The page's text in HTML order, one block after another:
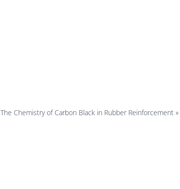
The Chemistry of Carbon Black in Rubber Reinforcement »